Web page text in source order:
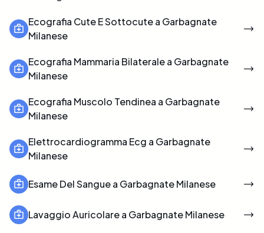
Ecografia Cute E Sottocute a Garbagnate
Milanese
Ecografia Mammaria Bilaterale a Garbagnate
Milanese
Ecografia Muscolo Tendinea a Garbagnate
Milanese
Elettrocardiogramma Ecg a Garbagnate
Milanese
Esame Del Sangue a Garbagnate Milanese
Lavaggio Auricolare a Garbagnate Milanese